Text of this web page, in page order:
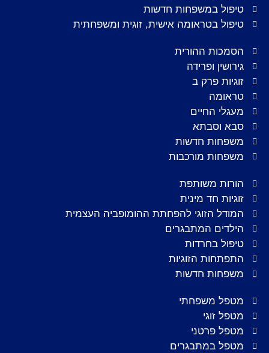
טיפול במשפחות חדשות
טיפול בטראומה אישית, זוגית ומשפחתית
הסמכות ההורית
גירושין ופרידה
זוגיות פרק ב
טראומה
מעגלי החיים
סבא וסבתא
משפחות חדשות
משפחות מורכבות
הורות משותפת
זוגיות חד מינית
המודל הזוגי להפחתת ההומופביה העצמית
הילדים המתבגרים
טיפול בחרדות
התפתחות הזוגיות
משפחות חדשות
מטפל משפחתי
מטפל זוגי
מטפל פרטני
מטפל במתבגרים